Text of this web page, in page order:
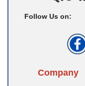
Follow Us on:
Company